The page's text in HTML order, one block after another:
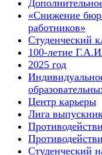
«Снижение
работников»
Студенческий
100-летие
2025 год
Центр карьеры
Лига
Студенческий